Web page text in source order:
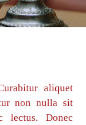
aliquet
non nulla sit
lectus. Donec